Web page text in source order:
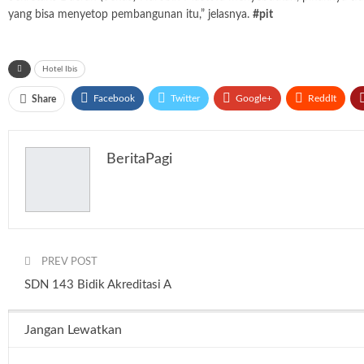
yang bisa menyetop pembangunan itu,” jelasnya. #pit
Hotel Ibis
Share Facebook Twitter Google+ ReddIt
BeritaPagi
PREV POST
SDN 143 Bidik Akreditasi A
Jangan Lewatkan